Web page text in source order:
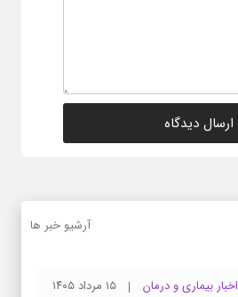
آرشیو خبر ها
اخبار بیماری و درمان
۱۵ مرداد ۱۴۰۵